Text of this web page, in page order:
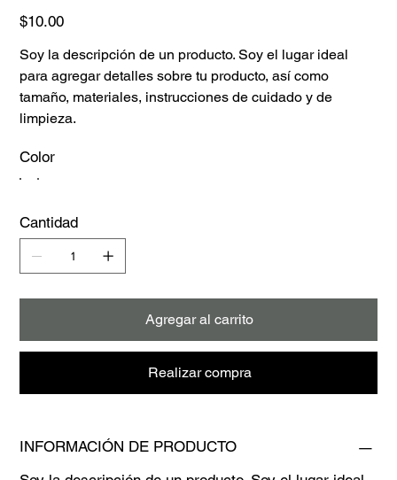
Precio
$10.00
Soy la descripción de un producto. Soy el lugar ideal
para agregar detalles sobre tu producto, así como
tamaño, materiales, instrucciones de cuidado y de
limpieza.
Color
Cantidad
Agregar al carrito
Realizar compra
INFORMACIÓN DE PRODUCTO